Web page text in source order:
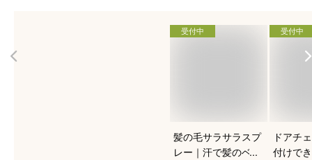
受付中
髪の毛サラサラスプ
レー｜汗で髪のベタ
受付中
ドアチ
付けで